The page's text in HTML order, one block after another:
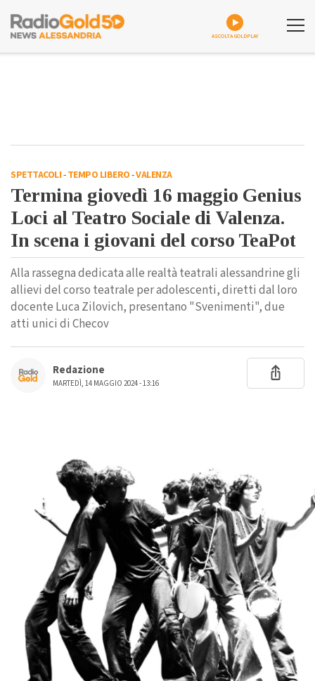
ASCOLTA GOLDPLAY
SPETTACOLI-TEMPO LIBERO-VALENZA
Termina giovedì 16 maggio Genius
Loci al Teatro Sociale di Valenza.
In scena i giovani del corso TeaPot
Alla rassegna dedicata alle realtà teatrali alessandrine gli
allievi del corso teatrale per adolescenti, diretti dal loro
docente Luca Zilovich, presentano "Svenimenti", due
atti unici di Checov
Redazione
MARTEDÌ, 14 MAGGIO 2024 - 13:16